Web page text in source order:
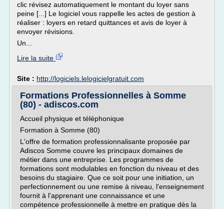
clic révisez automatiquement le montant du loyer sans
peine [...] Le logiciel vous rappelle les actes de gestion à
réaliser : loyers en retard quittances et avis de loyer à
envoyer révisions.
Un...
Lire la suite
Site : http://logiciels.lelogicielgratuit.com
Formations Professionnelles à Somme
(80) - adiscos.com
Accueil physique et téléphonique
Formation à Somme (80)
L'offre de formation professionnalisante proposée par
Adiscos Somme couvre les principaux domaines de
métier dans une entreprise. Les programmes de
formations sont modulables en fonction du niveau et des
besoins du stagiaire. Que ce soit pour une initiation, un
perfectionnement ou une remise à niveau, l'enseignement
fournit à l'apprenant une connaissance et une
compétence professionnelle à mettre en pratique dès la